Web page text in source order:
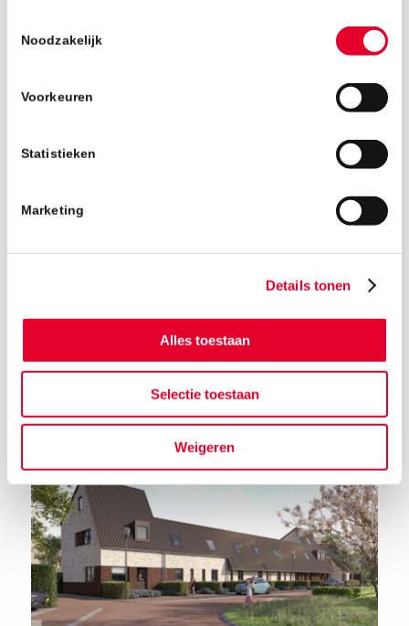
Noodzakelijk
Voorkeuren
Statistieken
Marketing
Details tonen
Alles toestaan
Selectie toestaan
Weigeren
Terug naar het nieuwsoverzicht